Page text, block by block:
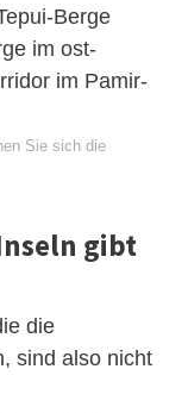
Berge
im ost-
im Pamir-
Sie sich die
gibt
die
sind also nicht